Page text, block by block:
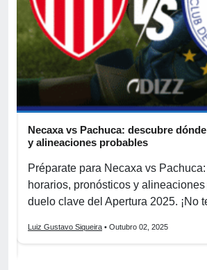
Necaxa vs Pachuca: descubre
y alineaciones probables
Préparate para Necaxa vs
horarios, pronósticos y
duelo clave del Apertura 2025. ¡No
Luiz Gustavo Siqueira • Outubro 02, 2025